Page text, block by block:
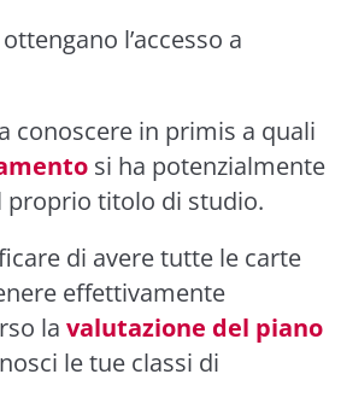
l’accesso a
conoscere in primis a quali
si ha potenzialmente
proprio titolo di studio.
di avere tutte le carte
effettivamente
la valutazione del piano
le tue classi di